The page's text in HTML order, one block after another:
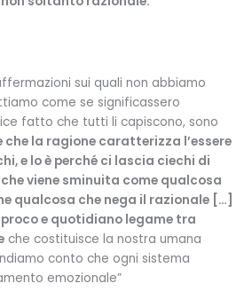
sui quali non abbiamo
come se significassero
fatto che tutti li capiscono, sono
che la ragione caratterizza l’essere
e lo è perché ci lascia ciechi di
viene sminuita come qualcosa
qualcosa che nega il razionale […]
e quotidiano legame tra
che costituisce la nostra umana
conto che ogni sistema
emozionale”